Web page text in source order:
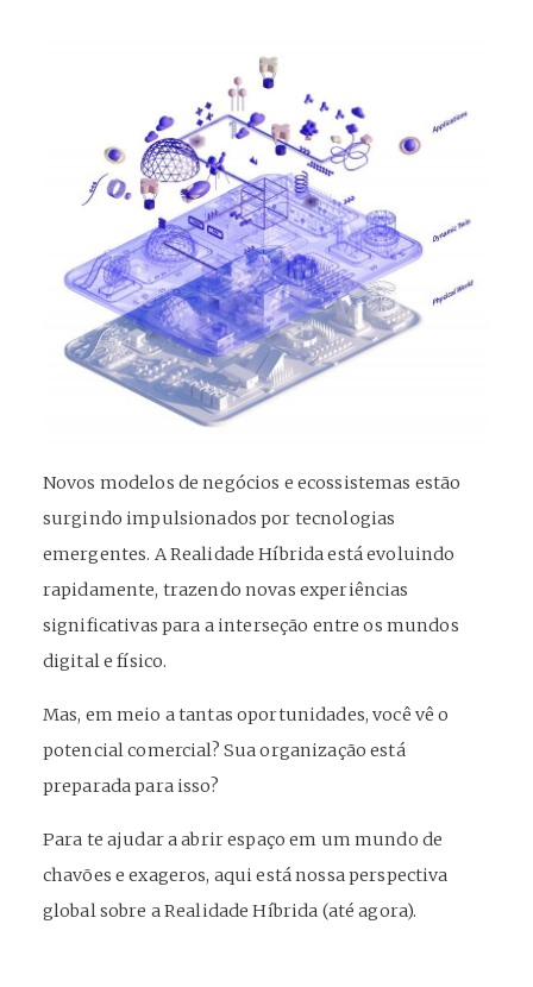
Novos modelos de negócios e ecossistemas estão
surgindo impulsionados por tecnologias
emergentes. A Realidade Híbrida está evoluindo
rapidamente, trazendo novas experiências
significativas para a interseção entre os mundos
digital e físico.
Mas, em meio a tantas oportunidades, você vê o
potencial comercial? Sua organização está
preparada para isso?
Para te ajudar a abrir espaço em um mundo de
chavões e exageros, aqui está nossa perspectiva
global sobre a Realidade Híbrida (até agora).